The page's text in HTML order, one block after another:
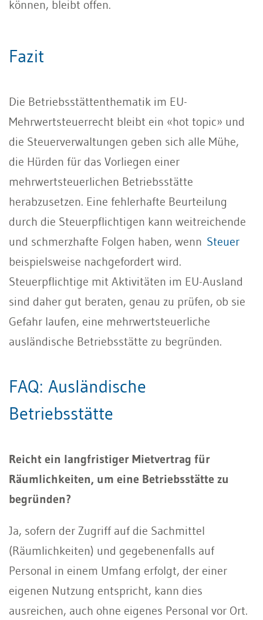
können, bleibt offen.
Fazit
Die Betriebsstättenthematik im EU-
Mehrwertsteuerrecht bleibt ein «hot topic» und
die Steuerverwaltungen geben sich alle Mühe,
die Hürden für das Vorliegen einer
mehrwertsteuerlichen Betriebsstätte
herabzusetzen. Eine fehlerhafte Beurteilung
durch die Steuerpflichtigen kann weitreichende
und schmerzhafte Folgen haben, wenn Steuer
beispielsweise nachgefordert wird.
Steuerpflichtige mit Aktivitäten im EU-Ausland
sind daher gut beraten, genau zu prüfen, ob sie
Gefahr laufen, eine mehrwertsteuerliche
ausländische Betriebsstätte zu begründen.
FAQ: Ausländische
Betriebsstätte
Reicht ein langfristiger Mietvertrag für
Räumlichkeiten, um eine Betriebsstätte zu
begründen?
Ja, sofern der Zugriff auf die Sachmittel
(Räumlichkeiten) und gegebenenfalls auf
Personal in einem Umfang erfolgt, der einer
eigenen Nutzung entspricht, kann dies
ausreichen, auch ohne eigenes Personal vor Ort.